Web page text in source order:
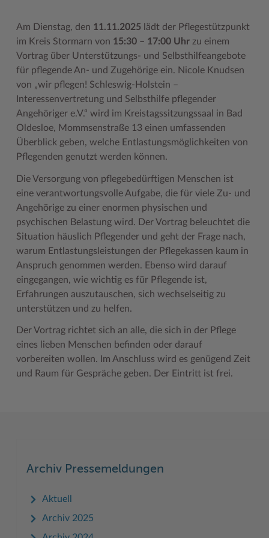
Kfz-Zulassung
Kontakt / Öffnungszeiten
Lebenslagen
Leistungen
Lexikon
Wo Sie uns finden
Wunsch-Kennzeichen ↗
Zuständigkeitsfinder SH ↗
Klimaanpassungskonzept
Kreistag Sitzungskalender
Lokales Wetter
Newsletter
Social Media
Stellenangebote
Stormarninfo
Ukrainehilfe
Woche der Seelischen Gesundheit
#MeinStormarn
Karrieretag
Kreistag und Ausschüsse
Kreistag Sitzungskalender
Kreisverwaltung
Landrat
Sonderbereiche
Städte und Gemeinden
Wahlen im Kreis
Wappen und Geschichte
Was ist ein Kreis?
Zahlen, Daten, Fakten
Praktika und FSJ
Weiterbildung beim Kreis Stormarn
Wen wir suchen
Projekt e-Gewerbe
Stormarner Bündnis für bezahlbares Wohnen
Wirtschafts- und Aufbaugesellschaft Stormarn
Zahlen, Daten, Fakten
Naturschutzgebiete
Radwandern
Storchenhorste
Lieblingsplätze in der Metropolregion
Tourismus
Umlandscout Hamburg
Vereine und Gruppen
Am Dienstag, den 11.11.2025lädt der Pflegestützpunkt
im Kreis Stormarn von 15:30 – 17:00 Uhrzu einem
Vortrag über Unterstützungs- und Selbsthilfeangebote
für pflegende An- und Zugehörige ein. Nicole Knudsen
von „wir pflegen! Schleswig-Holstein –
Interessenvertretung und Selbsthilfe pflegender
Angehöriger e.V.“ wird im Kreistagssitzungssaal in Bad
Oldesloe, Mommsenstraße 13 einen umfassenden
Überblick geben, welche Entlastungsmöglichkeiten von
Pflegenden genutzt werden können.
Die Versorgung von pflegebedürftigen Menschen ist
eine verantwortungsvolle Aufgabe, die für viele Zu- und
Angehörige zu einer enormen physischen und
psychischen Belastung wird. Der Vortrag beleuchtet die
Situation häuslich Pflegender und geht der Frage nach,
warum Entlastungsleistungen der Pflegekassen kaum in
Anspruch genommen werden. Ebenso wird darauf
eingegangen, wie wichtig es für Pflegende ist,
Erfahrungen auszutauschen, sich wechselseitig zu
unterstützen und zu helfen.
Der Vortrag richtet sich an alle, die sich in der Pflege
eines lieben Menschen befinden oder darauf
vorbereiten wollen. Im Anschluss wird es genügend Zeit
und Raum für Gespräche geben. Der Eintritt ist frei.
Archiv Pressemeldungen
Aktuell
Archiv 2025